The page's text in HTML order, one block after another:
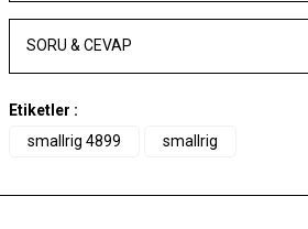
SORU & CEVAP
Etiketler :
smallrig 4899
smallrig